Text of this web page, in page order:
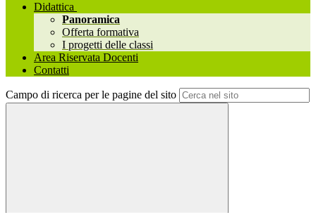
Didattica
Panoramica
Offerta formativa
I progetti delle classi
Area Riservata Docenti
Contatti
Campo di ricerca per le pagine del sito